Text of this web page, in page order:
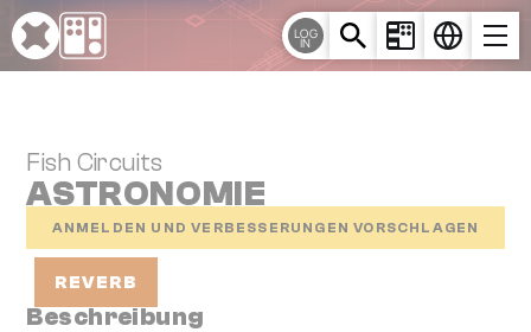
Cookie-Einstellungen
LOG
IN
Fish Circuits
ASTRONOMIE
ANMELDEN UND VERBESSERUNGEN VORSCHLAGEN
REVERB
Beschreibung